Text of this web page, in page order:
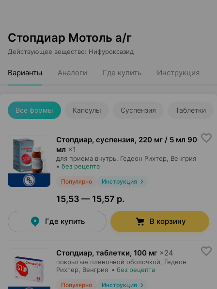
Стопдиар Мотоль а/г
Действующее вещество: Нифуроксазид
Варианты Аналоги Где купить Инструкция
Все формы Капсулы Суспензия Таблетки
Стопдиар, суспензия, 220 мг / 5 мл 90
мл ×1
для приема внутрь, Гедеон Рихтер , Венгрия
• без рецепта
Популярно Инструкция
15,53 — 15,57 р.
Где купить В корзину
Стопдиар, таблетки, 100 мг ×24
покрытые пленочной оболочкой,
Гедеон
Рихтер , Венгрия • без рецепта
Популярно Инструкция